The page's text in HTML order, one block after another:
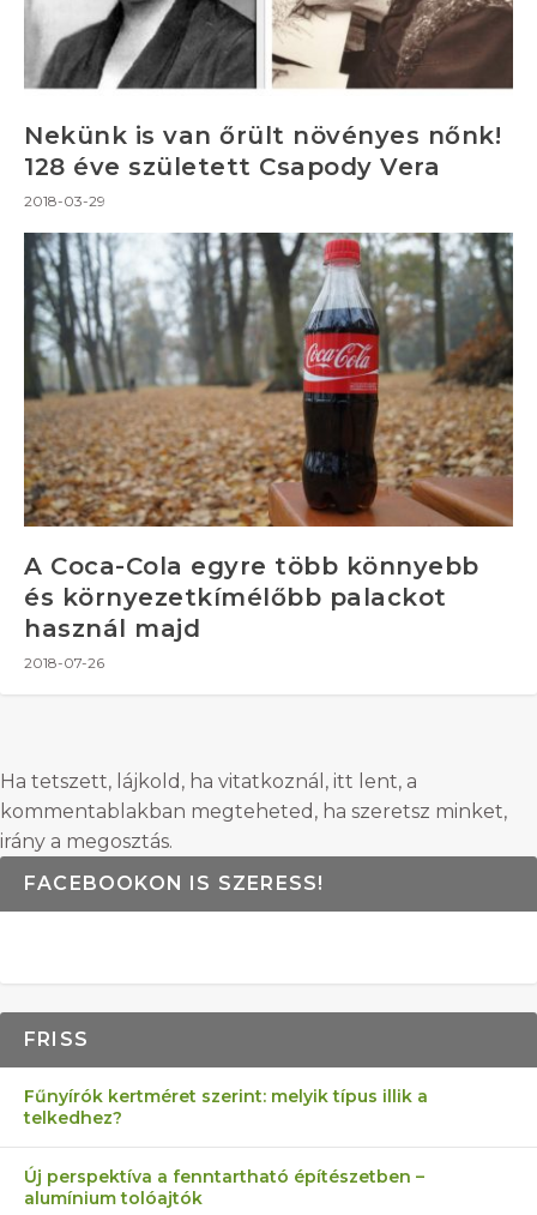
Nekünk is van őrült növényes nőnk!
128 éve született Csapody Vera
2018-03-29
A Coca-Cola egyre több könnyebb
és környezetkímélőbb palackot
használ majd
2018-07-26
Ha tetszett, lájkold, ha vitatkoznál, itt lent, a
kommentablakban megteheted, ha szeretsz minket,
irány a megosztás.
FACEBOOKON IS SZERESS!
FRISS
Fűnyírók kertméret szerint: melyik típus illik a
telkedhez?
Új perspektíva a fenntartható építészetben –
alumínium tolóajtók